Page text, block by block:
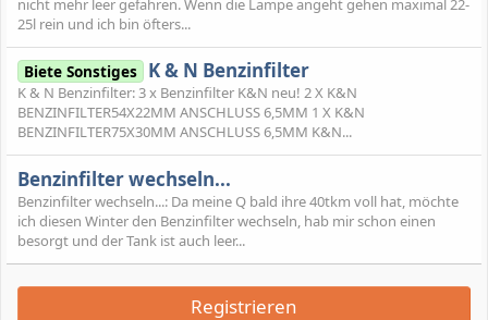
nicht mehr leer gefahren. Wenn die Lampe angeht gehen maximal 22-
25l rein und ich bin öfters...
Biete Sonstiges K & N Benzinfilter
K & N Benzinfilter: 3 x Benzinfilter K&N neu! 2 X K&N
BENZINFILTER54X22MM ANSCHLUSS 6,5MM 1 X K&N
BENZINFILTER75X30MM ANSCHLUSS 6,5MM K&N...
Benzinfilter wechseln...
Benzinfilter wechseln...: Da meine Q bald ihre 40tkm voll hat, möchte
ich diesen Winter den Benzinfilter wechseln, hab mir schon einen
besorgt und der Tank ist auch leer...
Registrieren